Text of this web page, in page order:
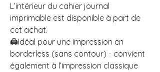
L’intérieur du cahier journal
imprimable est disponible à part de
cet achat.
🖨️Idéal pour une impression en
borderless (sans contour) - convient
également à l’impression classique